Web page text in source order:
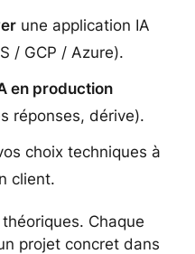
une application IA
/ GCP / Azure).
en production
réponses, dérive).
choix techniques à
client.
Chaque
projet concret dans